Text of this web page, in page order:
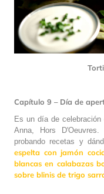
Capítulo 9 – Día de
Es un día de
Anna, Hors
probando recetas y
espelta con jamón
blancas en calabazas
sobre blinis de trigo